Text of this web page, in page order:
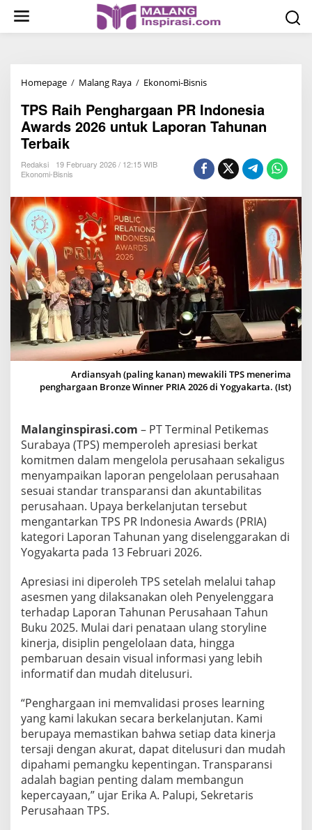
Homepage / Malang Raya / Ekonomi-Bisnis
S
i
h
P
n
h
a
r
a
a
P
R
d
o
n
e
a
a
r
d
s
2
0
u
n
t
u
k
TPS Raih Penghargaan PR Indonesia
Awards 2026 untuk Laporan Tahunan
Terbaik
Redaksi
19 February 2026 / 12:15 WIB
Ekonomi-Bisnis
Ardiansyah (paling kanan) mewakili TPS menerima
penghargaan Bronze Winner PRIA 2026 di Yogyakarta. (Ist)
Malanginspirasi.com – PT Terminal Petikemas
Surabaya (TPS) memperoleh apresiasi berkat
komitmen dalam mengelola perusahaan sekaligus
menyampaikan laporan pengelolaan perusahaan
sesuai standar transparansi dan akuntabilitas
perusahaan. Upaya berkelanjutan tersebut
mengantarkan TPS PR Indonesia Awards (PRIA)
kategori Laporan Tahunan yang diselenggarakan di
Yogyakarta pada 13 Februari 2026.
Apresiasi ini diperoleh TPS setelah melalui tahap
asesmen yang dilaksanakan oleh Penyelenggara
terhadap Laporan Tahunan Perusahaan Tahun
Buku 2025. Mulai dari penataan ulang storyline
kinerja, disiplin pengelolaan data, hingga
pembaruan desain visual informasi yang lebih
informatif dan mudah ditelusuri.
“Penghargaan ini memvalidasi proses learning
yang kami lakukan secara berkelanjutan. Kami
berupaya memastikan bahwa setiap data kinerja
tersaji dengan akurat, dapat ditelusuri dan mudah
dipahami pemangku kepentingan. Transparansi
adalah bagian penting dalam membangun
kepercayaan,” ujar Erika A. Palupi, Sekretaris
Perusahaan TPS.